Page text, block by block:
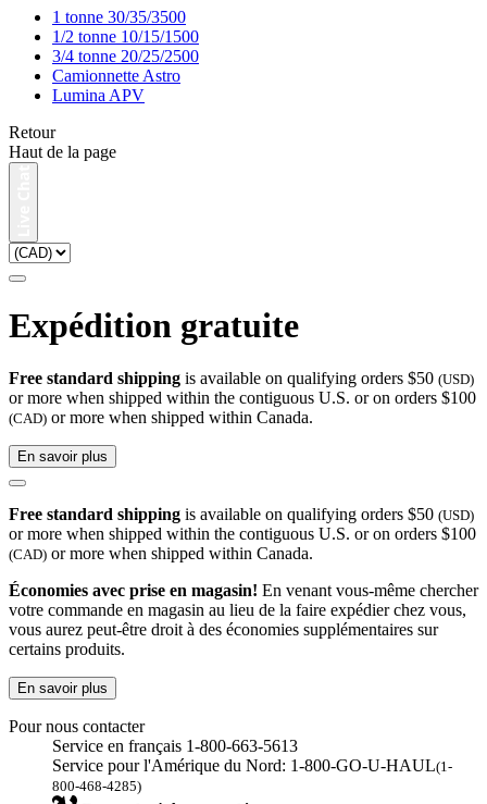
1 tonne 30/35/3500
1/2 tonne 10/15/1500
3/4 tonne 20/25/2500
Camionnette Astro
Lumina APV
Retour
Haut de la page
Expédition gratuite
Free standard shipping is available on qualifying orders $50 (USD)
or more when shipped within the contiguous U.S. or on orders $100
(CAD) or more when shipped within Canada.
En savoir plus
Free standard shipping is available on qualifying orders $50 (USD)
or more when shipped within the contiguous U.S. or on orders $100
(CAD) or more when shipped within Canada.
Économies avec prise en magasin! En venant vous-même chercher
votre commande en magasin au lieu de la faire expédier chez vous,
vous aurez peut-être droit à des économies supplémentaires sur
certains produits.
En savoir plus
Pour nous contacter
Service en français 1-800-663-5613
Service pour l'Amérique du Nord: 1-800-GO-U-HAUL(1-
800-468-4285)